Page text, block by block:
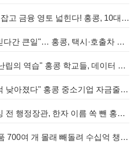
[홍콩경제] 중국과 손잡고 금융 영토 넓힌다! 홍콩, 10대 신규 정책 발표
[홍콩사회] "네비만 믿다간 큰일"… 홍콩, 택시·호출차 통합 시험 도입하며 규제 본격화
[홍콩교육] "AI 도구 난립의 역습" 홍콩 학교들, 데이터 고립에 교육 효과 평가 비상
[홍콩금융] "은행 문턱 낮아졌다" 홍콩 중소기업 자금줄 숨통 트이나… HKMA "2분기 신용 조건 안정적"
[홍콩부동산] 렁춘잉 전 행정장관, 한자 이름 쏙 뺀 홍콩 고급 아파트 단지들에 쓴소리
[홍콩뉴스] 샤넬 명품 700여 개 몰래 빼돌려 수십억 챙긴 직원 4년~7년형 선고